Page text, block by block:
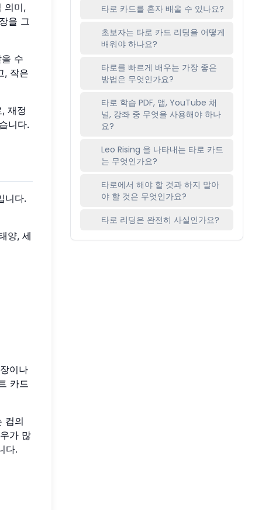
의미,
을 그
수
, 작은
재정
니다.
니다.
양, 세
이나
카드
컵의
가 많
다.
타로 카드를 혼자 배울 수 있나요?
초보자는 타로 카드 리딩을 어떻게
배워야 하나요?
타로를 빠르게 배우는 가장 좋은
방법은 무엇인가요?
타로 학습 PDF, 앱, YouTube 채
널, 강좌 중 무엇을 사용해야 하나
요?
Leo Rising 을 나타내는 타로 카드
는 무엇인가요?
타로에서 해야 할 것과 하지 말아
야 할 것은 무엇인가요?
타로 리딩은 완전히 사실인가요?